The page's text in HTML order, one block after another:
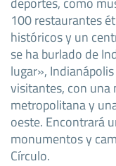
100 restaurantes
históricos y un
se ha burlado de
lugar»,
visitantes, con una
metropolitana y
oeste. Encontrará
monumentos y
Círculo.